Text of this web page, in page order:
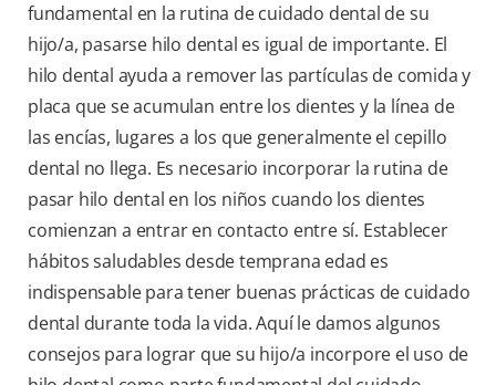
fundamental en la rutina de cuidado dental de su
hijo/a, pasarse hilo dental es igual de importante. El
hilo dental ayuda a remover las partículas de comida y
placa que se acumulan entre los dientes y la línea de
las encías, lugares a los que generalmente el cepillo
dental no llega. Es necesario incorporar la rutina de
pasar hilo dental en los niños cuando los dientes
comienzan a entrar en contacto entre sí. Establecer
hábitos saludables desde temprana edad es
indispensable para tener buenas prácticas de cuidado
dental durante toda la vida. Aquí le damos algunos
consejos para lograr que su hijo/a incorpore el uso de